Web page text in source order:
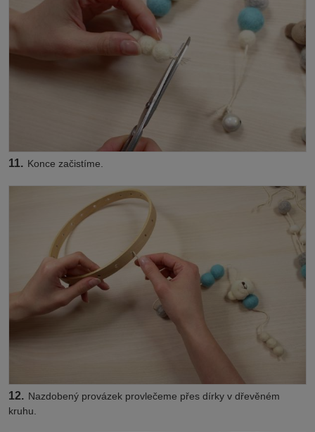
11. Konce začistíme.
12. Nazdobený provázek provlečeme přes dírky v dřevěném
kruhu.